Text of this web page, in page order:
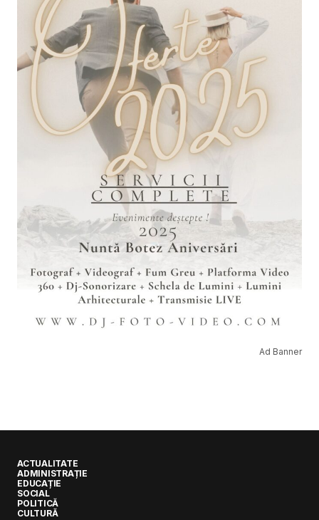
Ad Banner
ACTUALITATE
ADMINISTRAȚIE
EDUCAȚIE
SOCIAL
POLITICĂ
CULTURĂ